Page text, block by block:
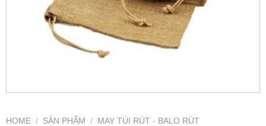
HOME / SẢN PHẨM / MAY TÚI RÚT - BALO RÚT